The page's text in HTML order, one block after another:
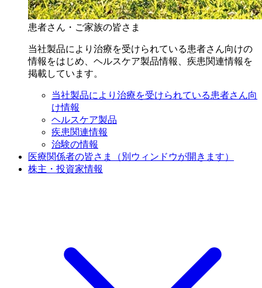
患者さん・ご家族の皆さま
当社製品により治療を受けられている患者さん向けの
情報をはじめ、ヘルスケア製品情報、疾患関連情報を
掲載しています。
当社製品により治療を受けられている患者さん向
け情報
ヘルスケア製品
疾患関連情報
治験の情報
医療関係者の皆さま
（別ウィンドウが開きます）
株主・投資家情報